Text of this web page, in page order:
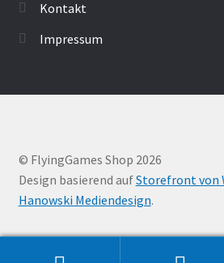
Kontakt
Impressum
© FlyingGames Shop 2026
Design basierend aufStorefront von
Hanowski Mediendesign.